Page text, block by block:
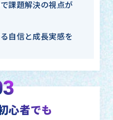
課題解決の視点が
自信と成長実感を
心者でも